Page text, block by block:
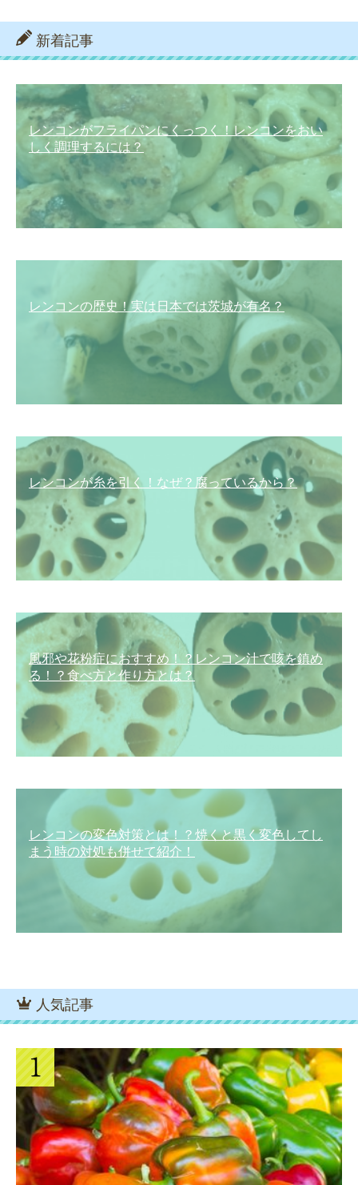
新着記事
レンコンがフライパンにくっつく！レンコンをおい
しく調理するには？
レンコンの歴史！実は日本では茨城が有名？
レンコンが糸を引く！なぜ？腐っているから？
風邪や花粉症におすすめ！？レンコン汁で咳を鎮め
る！？食べ方と作り方とは？
レンコンの変色対策とは！？焼くと黒く変色してし
まう時の対処も併せて紹介！
人気記事